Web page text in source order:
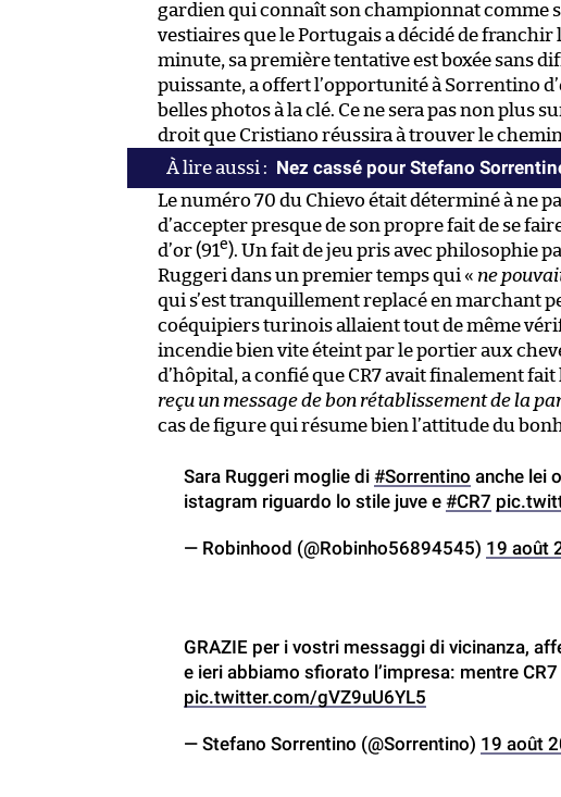
gardien qui connaît son championnat comme
vestiaires que le Portugais a décidé de
minute, sa première tentative est boxée sans
puissante, a offert l’opportunité à Sorrentino
belles photos à la clé. Ce ne sera pas non plus
droit que Cristiano réussira à trouver le
Nez cassé pour Stefano
Le numéro 70 du Chievo était déterminé à ne
d’accepter presque de son propre fait de se
d’or (91e). Un fait de jeu pris avec philosophie
Ruggeri dans un premier temps qui « ne
qui s’est tranquillement replacé en marchant
coéquipiers turinois allaient tout de même
incendie bien vite éteint par le portier aux
d’hôpital, a confié que CR7 avait finalement
reçu un message de bon rétablissement de la
cas de figure qui résume bien l’attitude du
Sara Ruggeri moglie di #Sorrentino anche lei
istagram riguardo lo stile juve e #CR7
— Robinhood (@Robinho56894545) 19 août
GRAZIE per i vostri messaggi di vicinanza,
e ieri abbiamo sfiorato l’impresa: mentre
pic.twitter.com/gVZ9uU6YL5
— Stefano Sorrentino (@Sorrentino) 19 août